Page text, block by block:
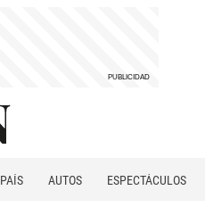
PAÍS AUTOS
ESPECTÁCULOS